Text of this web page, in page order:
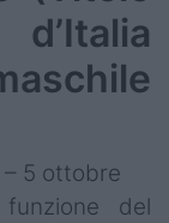
5 ottobre
del